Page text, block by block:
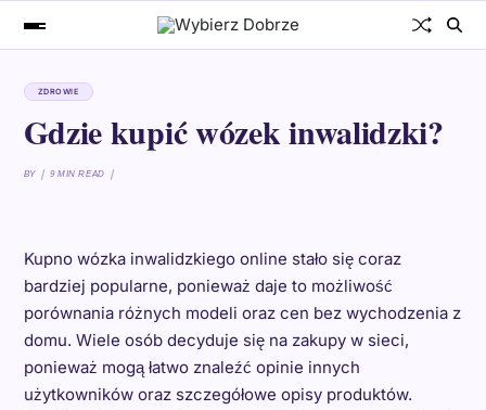
ZDROWIE
Gdzie kupić wózek inwalidzki?
BY 9 MIN READ
Kupno wózka inwalidzkiego online stało się coraz
bardziej popularne, ponieważ daje to możliwość
porównania różnych modeli oraz cen bez wychodzenia z
domu. Wiele osób decyduje się na zakupy w sieci,
ponieważ mogą łatwo znaleźć opinie innych
użytkowników oraz szczegółowe opisy produktów.